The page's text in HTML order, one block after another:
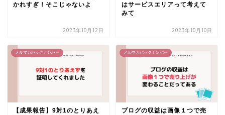
かれすぎ！そこじゃないよ
2023年10月12日
はサービスエリアって考えて
みて
2023年10月10日
メルマガバックナンバー
【成果報告】9対1のとりあえ
メルマガバックナンバー
ブログの収益は画像１つで売